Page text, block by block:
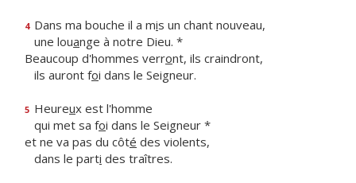
4 Dans ma bouche il a mis un chant nouveau,
une louange à notre Dieu. *
Beaucoup d'hommes verront, ils craindront,
ils auront foi dans le Seigneur.
5 Heureux est l'homme
qui met sa foi dans le Seigneur *
et ne va pas du côté des violents,
dans le parti des traîtres.